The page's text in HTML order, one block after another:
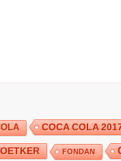
COCA COLA
FONDAN